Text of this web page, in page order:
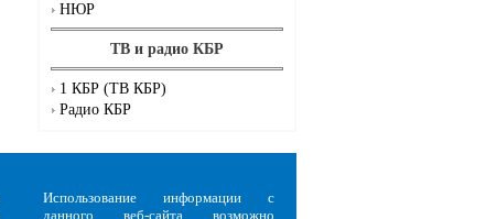
НЮР
ТВ и радио КБР
1 КБР (ТВ КБР)
Радио КБР
Использование информации с
данного веб-сайта возможно